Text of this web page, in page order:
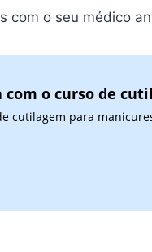
com o seu médico
o curso de
cutilagem para